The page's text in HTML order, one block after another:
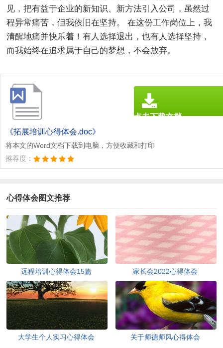
见，把有益于企业的新知识、新方法引入公司，虽然过
程异常痛苦，但我依旧在坚持。 在这份工作岗位上，我
清醒地痛并快乐着！有人选择退出，也有人选择坚持，
而我始终在追求属于自己的梦想，不会放弃。
《拓展培训心得体会.doc》
将本文的Word文档下载到电脑，方便收藏和打印
推荐度：
点击下载文档
心得体会图文推荐
远程培训心得体会15篇 家长会2022心得体会
大学生个人实习心得体会 关于师德师风心得体会